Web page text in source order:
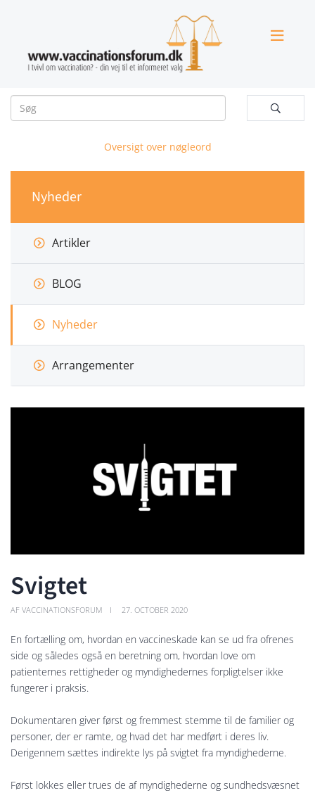


Oversigt over nøgleord
Nyheder
Artikler
BLOG
Nyheder
Arrangementer
Svigtet
AF VACCINATIONSFORUM 27. OCTOBER 2020
En fortælling om, hvordan en vaccineskade kan se ud fra ofrenes
side og således også en beretning om, hvordan love om
patienternes rettigheder og myndighedernes forpligtelser ikke
fungerer i praksis.
Dokumentaren giver først og fremmest stemme til de familier og
personer, der er ramte, og hvad det har medført i deres liv.
Derigennem sættes indirekte lys på svigtet fra myndighederne.
Først lokkes eller trues de af myndighederne og sundhedsvæsnet